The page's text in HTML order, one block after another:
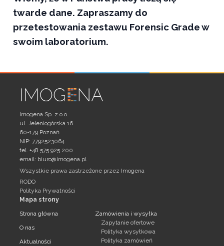
twarde dane. Zapraszamy do
przetestowania zestawu Forensic Grade w
swoim laboratorium.
Imogena Sp. z o.o.
ul. Jeleniogórska 16
60-179 Poznań
NIP: 7792523064
tel. +48 575 925 200
email: biuro@imogena.pl
Wszystkie prawa zastrzeżone przez Imogena
RODO
Polityka Prywatności
Mapa strony
Strona główna
O nas
Aktualności
Zamówienia i wysyłka
Zapytanie ofertowe
Polityka wysyłkowa
Polityka zamówień